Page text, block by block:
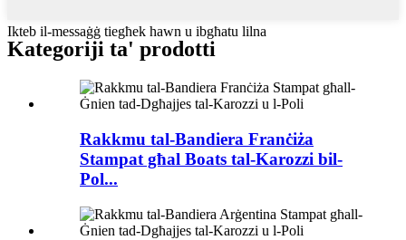
Ikteb il-messaġġ tiegħek hawn u ibgħatu lilna
Kategoriji ta' prodotti
Rakkmu tal-Bandiera Franċiża
Stampat għal Boats tal-Karozzi bil-
Pol...